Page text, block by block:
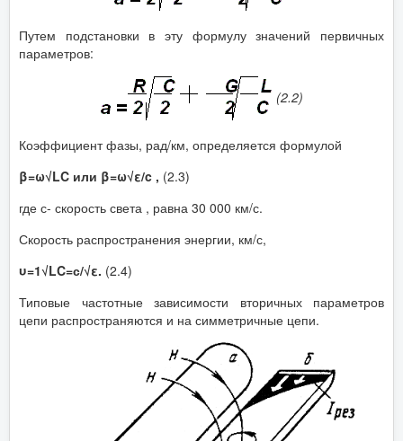
Путем подстановки в эту формулу значений первичных
параметров:
(2.2)
Коэффициент фазы, рад/км, определяется формулой
β=ω√LC или β=ω√ε/c , (2.3)
где с- скорость света , равна 30 000 км/с.
Скорость распространения энергии, км/с,
υ=1√LC=с/√ε. (2.4)
Типовые частотные зависимости вторичных параметров
цепи распространяются и на симметричные цепи.